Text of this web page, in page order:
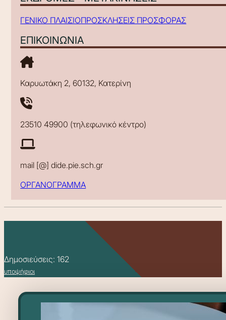
ΓΕΝΙΚΟ ΠΛΑΙΣΙΟΠΡΟΣΚΛΗΣΕΙΣ ΠΡΟΣΦΟΡΑΣ
ΕΠΙΚΟΙΝΩΝΙΑ
Καρυωτάκη 2, 60132, Κατερίνη
23510 49900 (τηλεφωνικό κέντρο)
mail [@] dide.pie.sch.gr
ΟΡΓΑΝΟΓΡΑΜΜΑ
Δημοσιεύσεις: 162
υποψήφιοι